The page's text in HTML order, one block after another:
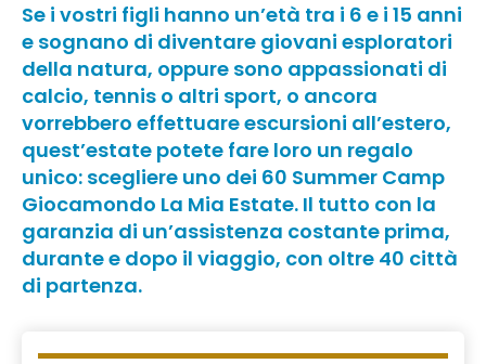
Se i vostri figli hanno un’età tra i 6 e i 15 anni
e sognano di diventare giovani esploratori
della natura, oppure sono appassionati di
calcio, tennis o altri sport, o ancora
vorrebbero effettuare escursioni all’estero,
quest’estate potete fare loro un regalo
unico: scegliere uno dei 60 Summer Camp
Giocamondo La Mia Estate. Il tutto con la
garanzia di un’assistenza costante prima,
durante e dopo il viaggio, con oltre 40 città
di partenza.